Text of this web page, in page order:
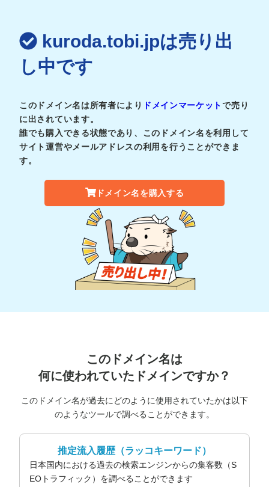
kuroda.tobi.jpは売り出
し中です
このドメイン名は所有者により ドメインマーケットで売り
に出されています。
誰でも購入できる状態であり、このドメイン名を利用して
サイト運営やメールアドレスの利用を行うことができま
す。
ドメイン名を購入する
このドメイン名は
何に使われていたドメインですか？
このドメイン名が過去にどのように使用されていたかは以下
のようなツールで調べることができます。
推定流入履歴（ラッコキーワード）
日本国内における過去の検索エンジンからの集客数（S
EOトラフィック）を調べることができます